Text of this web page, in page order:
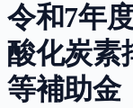
令和7年
酸化炭素
等補助